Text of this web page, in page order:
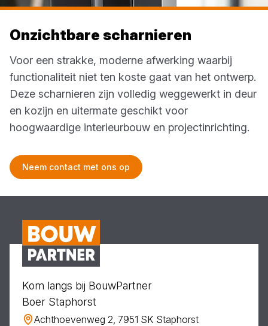
Onzichtbare scharnieren
Voor een strakke, moderne afwerking waarbij
functionaliteit niet ten koste gaat van het ontwerp.
Deze scharnieren zijn volledig weggewerkt in deur
en kozijn en uitermate geschikt voor
hoogwaardige interieurbouw en projectinrichting.
Neem contact met ons op
Kom langs bij BouwPartner
Boer Staphorst
Achthoevenweg 2, 7951 SK Staphorst